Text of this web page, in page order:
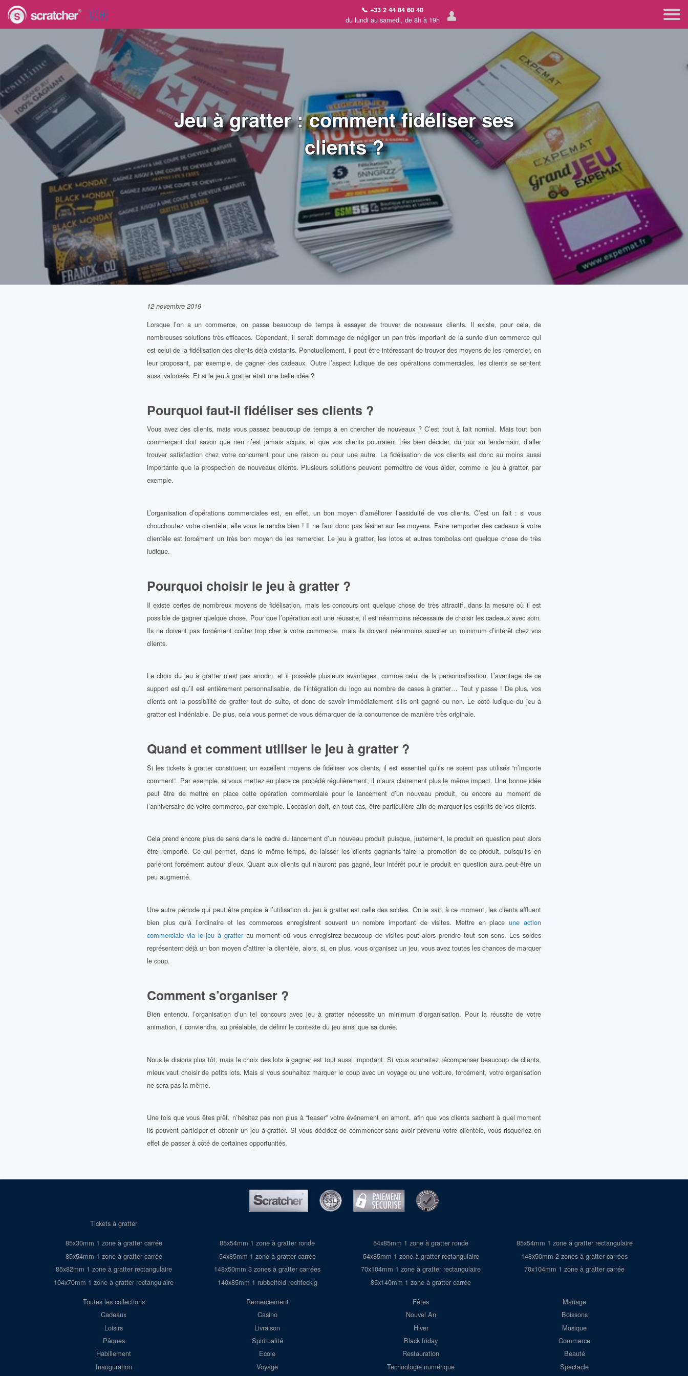
🇨🇭 📞 +33 2 44 84 60 40
du lundi au samedi, de 8h à 19h
Jeu à gratter : comment fidéliser ses
clients ?
12 novembre 2019
Lorsque l’on a un commerce, on passe beaucoup de temps à essayer de trouver de nouveaux clients. Il existe, pour cela, de
nombreuses solutions très efficaces. Cependant, il serait dommage de négliger un pan très important de la survie d’un commerce qui
est celui de la fidélisation des clients déjà existants. Ponctuellement, il peut être intéressant de trouver des moyens de les remercier, en
leur proposant, par exemple, de gagner des cadeaux. Outre l’aspect ludique de ces opérations commerciales, les clients se sentent
aussi valorisés. Et si le jeu à gratter était une belle idée ?
Pourquoi faut-il fidéliser ses clients ?
Vous avez des clients, mais vous passez beaucoup de temps à en chercher de nouveaux ? C’est tout à fait normal. Mais tout bon
commerçant doit savoir que rien n’est jamais acquis, et que vos clients pourraient très bien décider, du jour au lendemain, d’aller
trouver satisfaction chez votre concurrent pour une raison ou pour une autre. La fidélisation de vos clients est donc au moins aussi
importante que la prospection de nouveaux clients. Plusieurs solutions peuvent permettre de vous aider, comme le jeu à gratter, par
exemple.
L’organisation d’opérations commerciales est, en effet, un bon moyen d’améliorer l’assiduité de vos clients. C’est un fait : si vous
chouchoutez votre clientèle, elle vous le rendra bien ! Il ne faut donc pas lésiner sur les moyens. Faire remporter des cadeaux à votre
clientèle est forcément un très bon moyen de les remercier. Le jeu à gratter, les lotos et autres tombolas ont quelque chose de très
ludique.
Pourquoi choisir le jeu à gratter ?
Il existe certes de nombreux moyens de fidélisation, mais les concours ont quelque chose de très attractif, dans la mesure où il est
possible de gagner quelque chose. Pour que l’opération soit une réussite, il est néanmoins nécessaire de choisir les cadeaux avec soin.
Ils ne doivent pas forcément coûter trop cher à votre commerce, mais ils doivent néanmoins susciter un minimum d’intérêt chez vos
clients.
Le choix du jeu à gratter n’est pas anodin, et il possède plusieurs avantages, comme celui de la personnalisation. L’avantage de ce
support est qu’il est entièrement personnalisable, de l’intégration du logo au nombre de cases à gratter… Tout y passe ! De plus, vos
clients ont la possibilité de gratter tout de suite, et donc de savoir immédiatement s’ils ont gagné ou non. Le côté ludique du jeu à
gratter est indéniable. De plus, cela vous permet de vous démarquer de la concurrence de manière très originale.
Quand et comment utiliser le jeu à gratter ?
Si les tickets à gratter constituent un excellent moyens de fidéliser vos clients, il est essentiel qu’ils ne soient pas utilisés “n’importe
comment”. Par exemple, si vous mettez en place ce procédé régulièrement, il n’aura clairement plus le même impact. Une bonne idée
peut être de mettre en place cette opération commerciale pour le lancement d’un nouveau produit, ou encore au moment de
l’anniversaire de votre commerce, par exemple. L’occasion doit, en tout cas, être particulière afin de marquer les esprits de vos clients.
Cela prend encore plus de sens dans le cadre du lancement d’un nouveau produit puisque, justement, le produit en question peut alors
être remporté. Ce qui permet, dans le même temps, de laisser les clients gagnants faire la promotion de ce produit, puisqu’ils en
parleront forcément autour d’eux. Quant aux clients qui n’auront pas gagné, leur intérêt pour le produit en question aura peut-être un
peu augmenté.
Une autre période qui peut être propice à l’utilisation du jeu à gratter est celle des soldes. On le sait, à ce moment, les clients affluent
bien plus qu’à l’ordinaire et les commerces enregistrent souvent un nombre important de visites. Mettre en placeune action
commerciale via le jeu à gratterau moment où vous enregistrez beaucoup de visites peut alors prendre tout son sens. Les soldes
représentent déjà un bon moyen d’attirer la clientèle, alors, si, en plus, vous organisez un jeu, vous avez toutes les chances de marquer
le coup.
Comment s’organiser ?
Bien entendu, l’organisation d’un tel concours avec jeu à gratter nécessite un minimum d’organisation. Pour la réussite de votre
animation, il conviendra, au préalable, de définir le contexte du jeu ainsi que sa durée.
Nous le disions plus tôt, mais le choix des lots à gagner est tout aussi important. Si vous souhaitez récompenser beaucoup de clients,
mieux vaut choisir de petits lots. Mais si vous souhaitez marquer le coup avec un voyage ou une voiture, forcément, votre organisation
ne sera pas la même.
Une fois que vous êtes prêt, n’hésitez pas non plus à “teaser” votre événement en amont, afin que vos clients sachent à quel moment
ils peuvent participer et obtenir un jeu à gratter. Si vous décidez de commencer sans avoir prévenu votre clientèle, vous risqueriez en
effet de passer à côté de certaines opportunités.
Tickets à gratter
85x30mm 1 zone à gratter carrée 85x54mm 1 zone à gratter ronde 54x85mm 1 zone à gratter ronde
85x54mm 1 zone à gratter rectangulaire
85x54mm 1 zone à gratter carrée
54x85mm 1 zone à gratter carrée 54x85mm 1 zone à gratter rectangulaire
148x50mm 2 zones à gratter carrées
85x82mm 1 zone à gratter rectangulaire
148x50mm 3 zones à gratter carrées 70x104mm 1 zone à gratter rectangulaire
70x104mm 1 zone à gratter carrée
104x70mm 1 zone à gratter rectangulaire
140x85mm 1 rubbelfeld rechteckig 85x140mm 1 zone à gratter carrée
Toutes les collections Remerciement Fêtes
Mariage
Cadeaux
Casino Nouvel An
Boissons
Loisirs
Livraison Hiver
Musique
Pâques
Spiritualité Black friday
Commerce
Habillement
Ecole Restauration
Beauté
Inauguration
Voyage Technologie numérique
Spectacle